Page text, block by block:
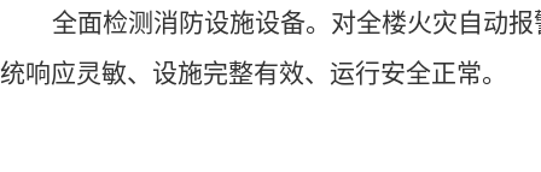
全面检测消防设施设备。 对全楼火灾自动
统响应灵敏、设施完整有效、运行安全正常。